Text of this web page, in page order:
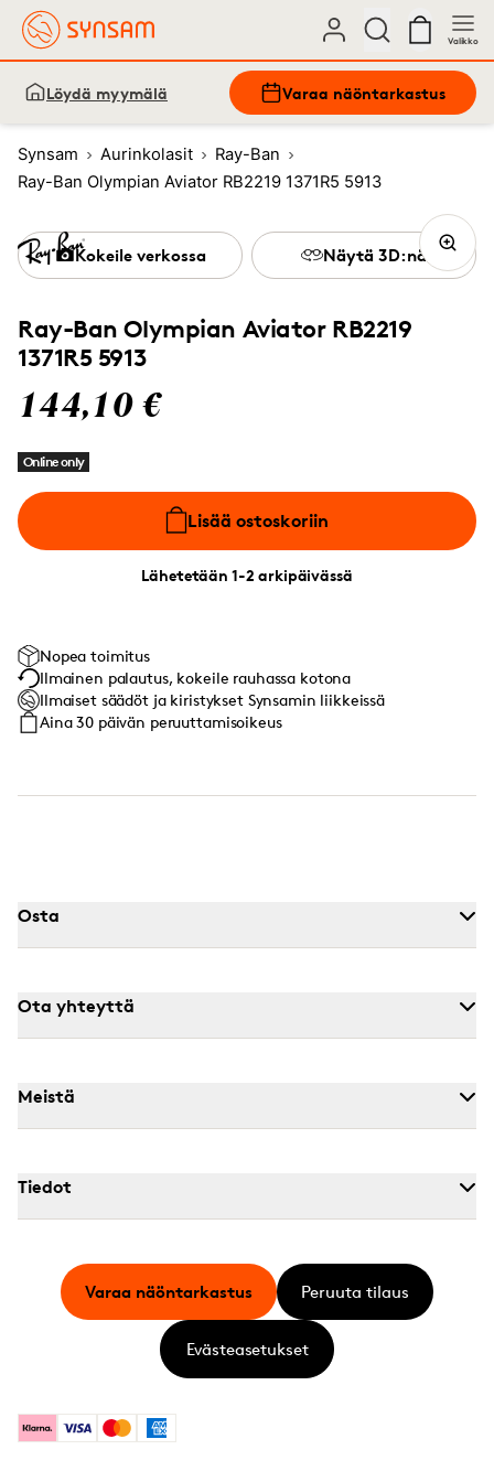
Valikko
Löydä myymälä Varaa näöntarkastus
Synsam Aurinkolasit
Ray-Ban
Ray-Ban Olympian Aviator RB2219 1371R5 5913
Ray-Ban Olympian Aviator RB2219
1371R5 5913
144,10 €
Online only
Lisää ostoskoriin
Lähetetään 1-2 arkipäivässä
Kokeile verkossa Näytä 3D:nä
Nopea toimitus
Ilmainen palautus, kokeile rauhassa kotona
Ilmaiset säädöt ja kiristykset Synsamin liikkeissä
Aina 30 päivän peruuttamisoikeus
Osta
Ota yhteyttä
Meistä
Tiedot
KlarnaVisa MastercardAmerican Express
Varaa näöntarkastus Peruuta tilaus
Evästeasetukset